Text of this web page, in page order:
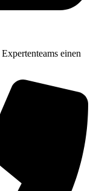
einen